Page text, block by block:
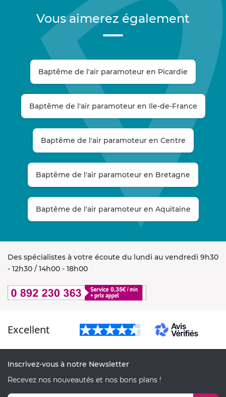
Vous aimerez également
Baptême de l'air paramoteur en Picardie
Baptême de l'air paramoteur en Ile-de-France
Baptême de l'air paramoteur en Centre
Baptême de l'air paramoteur en Bretagne
Baptême de l'air paramoteur en Aquitaine
Des spécialistes à votre écoute du lundi au vendredi 9h30
- 12h30 / 14h00 - 18h00
Excellent
Inscrivez-vous à notre Newsletter
Recevez nos nouveautés et nos bons plans !